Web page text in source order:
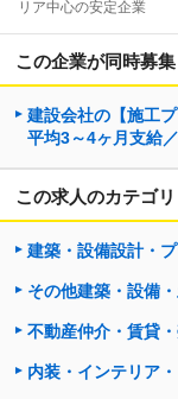
リア中心の安定企業
この企業が同時募
建設会社の【施工
平均3～4ヶ月支給
この求人のカテゴリ
建築・設備設計・
その他建築・設備
不動産仲介・賃貸
内装・インテリア